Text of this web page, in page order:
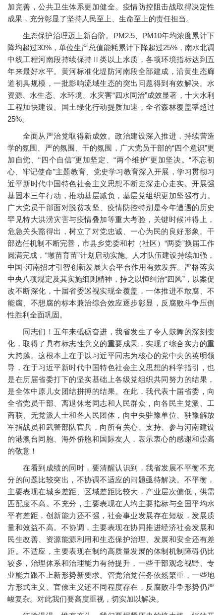
加完善，公共卫生体系更加健全。疫情防控阻击战取得决定性
成果，充分彰显了坚持人民至上、生命至上的责任担当。
生态保护治理迈上新台阶。PM2.5、PM10年均浓度累计下
降均超过30%，单位生产总值能耗累计下降超过25%，南水北调
中线工程河南段持续保持Ⅱ类以上水质，各项环境指标达到五
年来最好水平。黄河标准化堤防河南段全部建成，沿黄生态廊
道初具规模，一批影响流域生态的突出问题得到有效解决。水
资源、水生态、水环境、水灾害“四水同治”成效显著，十大水利
工程加快建设。国土绿化行动提质加速，全省森林覆盖率超过
25%。
全面从严治党取得新成效。政治建设深入推进，持续营造
学的氛围、严的氛围、干的氛围，广大党员干部的“四个意识”更
加自觉、“四个自信”更加坚定、“两个维护”更加坚决。“不忘初
心、牢记使命”主题教育、党史学习教育深入开展，学习贯彻习
近平新时代中国特色社会主义思想不断走深走心走实。开展强
基固本三年行动，推动基层减负，基层党组织更加坚强有力。
广大党员干部面对脱贫攻坚、疫情防控特别是今年遭遇的历史
罕见特大洪涝灾害与疫情叠加等重大考验，关键时候冲得上，
危急关头豁得出，树立了对党忠诚、一心为民的良好形象。干
部选任机制不断完善，市县乡党委和村（社区）“两委”换届工作
圆满完成，“墩苗育苗”计划启动实施。人才队伍建设持续加强，
中国·河南招才引智创新发展大会平台作用有效发挥。严格落实
中央八项规定及其实施细则精神，持之以恒纠治“四风”，以案促
改不断深化，十届省委巡视实现全覆盖，一体推进不敢腐、不
能腐、不想腐的标本兼治综合效应逐步彰显，反腐败斗争压倒
性胜利全面巩固。
同志们！五年来砥砺奋进，我省发生了令人鼓舞的深刻变
化，取得了具有标志性意义的重要成果，实现了综合实力的重
大跨越。这根本上在于以习近平同志为核心的党中央的英明领
导，在于习近平新时代中国特色社会主义思想的科学指引，也
是在历届省委打下的坚实基础上各级党组织共同努力的结果，
是全体中原儿女团结拼搏的结果。在此，我代表十届省委，向
全省党员干部、离退休老同志和人民群众，向各民主党派、工
商联、无党派人士和各人民团体，向中央驻豫单位、驻豫解放
军指战员和武警部队官兵，向所有关心、支持、参与河南建设
的港澳台同胞、海外侨胞和国际友人，表示衷心的感谢和崇高
的敬意！
在看到成绩的同时，要清醒认识到，我省发展不平衡不充
分的问题比较突出，不协调不适应的问题亟待解决。不平衡，
主要表现在城乡差距、区域差距比较大，产业层次偏低，供需
匹配度不高。不充分，主要表现在人均主要指标与全国平均水
平有差距，创新能力还不强，社会事业发展存在短板，发展质
量和效益不高。不协调，主要表现在协同推进经济社会发展和
民生改善、资源能源利用和生态保护治理、发展和安全还有差
距。不适应，主要表现在制约高质量发展的体制机制障碍仍比
较多，治理体系和治理能力有待提升，一些干部观念视野、专
业能力跟不上新形势新要求。管党治党任务依然繁重，一些地
方形式主义、官僚主义还不同程度存在，反腐败斗争形势仍严
峻复杂。对此我们要高度重视，切实加以解决。